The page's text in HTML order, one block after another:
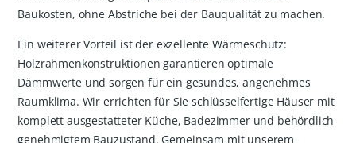
Baukosten, ohne Abstriche bei der Bauqualität zu machen.
Ein weiterer Vorteil ist der exzellente Wärmeschutz:
Holzrahmenkonstruktionen garantieren optimale
Dämmwerte und sorgen für ein gesundes, angenehmes
Raumklima. Wir errichten für Sie schlüsselfertige Häuser mit
komplett ausgestatteter Küche, Badezimmer und behördlich
genehmigtem Bauzustand. Gemeinsam mit unserem